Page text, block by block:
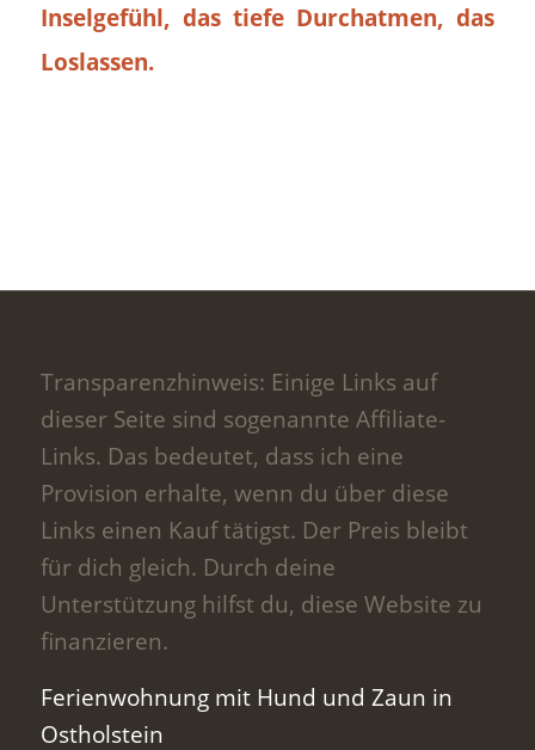
Inselgefühl, das tiefe Durchatmen, das
Loslassen.
Transparenzhinweis: Einige Links auf
dieser Seite sind sogenannte Affiliate-
Links. Das bedeutet, dass ich eine
Provision erhalte, wenn du über diese
Links einen Kauf tätigst. Der Preis bleibt
für dich gleich. Durch deine
Unterstützung hilfst du, diese Website zu
finanzieren.
Ferienwohnung mit Hund und Zaun in
Ostholstein